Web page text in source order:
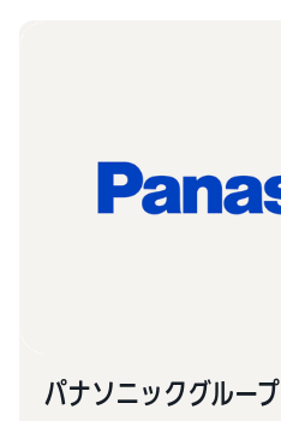
パナソニックグループ